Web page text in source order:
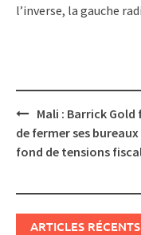
l’inverse, la gauche
Post
navigation
Mali : Barrick Gold
de fermer ses
fond de tensions
ARTICLES RÉCENTS